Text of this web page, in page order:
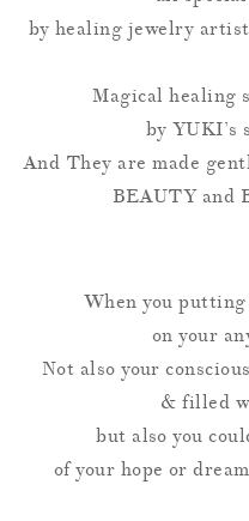
by healing jewelry artist
Magical healing
by YUKI’s
And They are made
BEAUTY and
When you putting
on your
Not also your
& filled
but also you
of your hope or